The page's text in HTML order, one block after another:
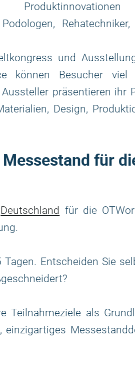
und
können Besucher
präsentieren ihr
Design,
für
Deutschland für die
Entscheiden Sie
Teilnahmeziele als
einzigartiges